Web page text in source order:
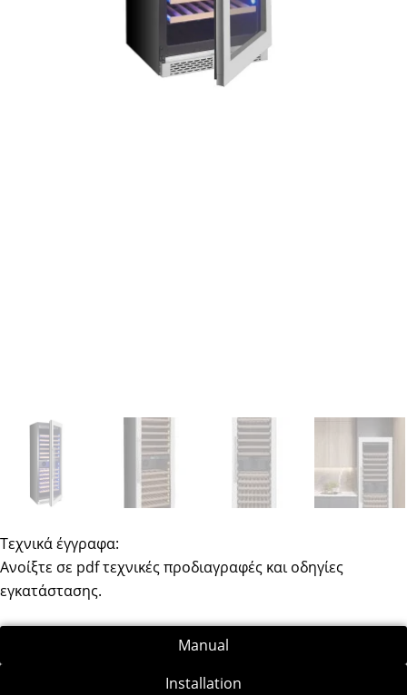
Τεχνικά έγγραφα:
Ανοίξτε σε pdf τεχνικές προδιαγραφές και οδηγίες
εγκατάστασης.
Manual
Installation